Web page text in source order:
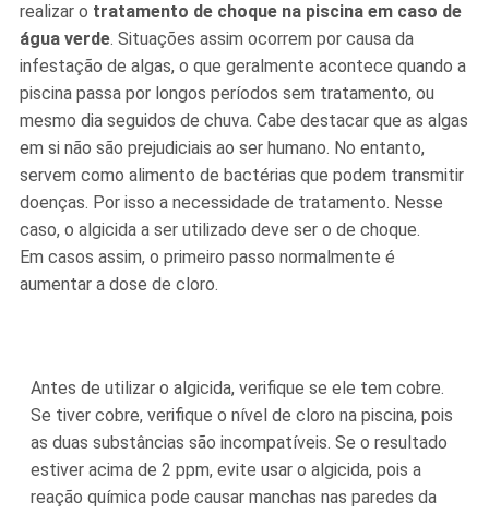
realizar o tratamento de choque na piscina em caso de
água verde. Situações assim ocorrem por causa da
infestação de algas, o que geralmente acontece quando a
piscina passa por longos períodos sem tratamento, ou
mesmo dia seguidos de chuva. Cabe destacar que as algas
em si não são prejudiciais ao ser humano. No entanto,
servem como alimento de bactérias que podem transmitir
doenças. Por isso a necessidade de tratamento. Nesse
caso, o algicida a ser utilizado deve ser o de choque.
Em casos assim, o primeiro passo normalmente é
aumentar a dose de cloro.
Antes de utilizar o algicida, verifique se ele tem cobre.
Se tiver cobre, verifique o nível de cloro na piscina, pois
as duas substâncias são incompatíveis. Se o resultado
estiver acima de 2 ppm, evite usar o algicida, pois a
reação química pode causar manchas nas paredes da